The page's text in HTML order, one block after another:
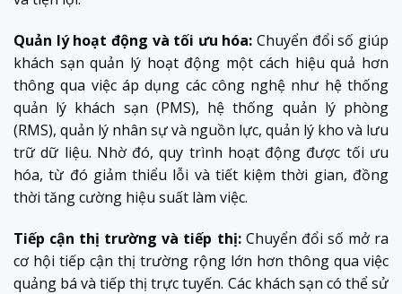
Quản lý hoạt động và tối ưu hóa: Chuyển đổi số giúp
khách sạn quản lý hoạt động một cách hiệu quả hơn
thông qua việc áp dụng các công nghệ như hệ thống
quản lý khách sạn (PMS), hệ thống quản lý phòng
(RMS), quản lý nhân sự và nguồn lực, quản lý kho và lưu
trữ dữ liệu. Nhờ đó, quy trình hoạt động được tối ưu
hóa, từ đó giảm thiểu lỗi và tiết kiệm thời gian, đồng
thời tăng cường hiệu suất làm việc.
Tiếp cận thị trường và tiếp thị:Chuyển đổi số mở ra
cơ hội tiếp cận thị trường rộng lớn hơn thông qua việc
quảng bá và tiếp thị trực tuyến. Các khách sạn có thể sử